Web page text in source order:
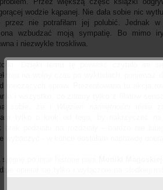
wodzie kąpanej. Nie dała sobie nic
nie potrafiłam jej polubić. Jednak w
wzbudzać moją sympatię. Bo mimo
i niezwykle troskliwa.
Dzięki temu tę powieść czytało mi
na wolny czas po wykładach, ponieważ
spraw. Prezentowana tu akcja
i wszystko, co znamy tylko z filmów
sobie, że i
tylko o krok od tego, by nakrzyczeć na
podziału na rozdziały - bardzo nie lubię
- w końcu dostałam naprawdę dobrą
po inne historie pani
opierał się tylko i wyłącznie na słodkiej